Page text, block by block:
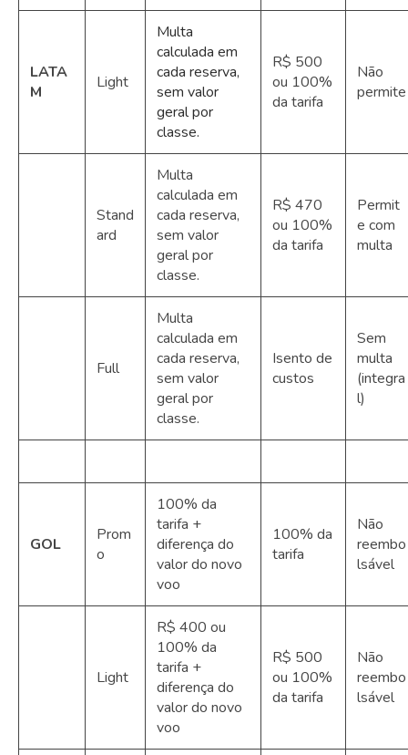
LATA
M
Light
Multa
calculada em
cada reserva,
sem valor
geral por
classe.
R$ 500
ou 100%
da tarifa
Não
permite
Stand
ard
Multa
calculada em
cada reserva,
sem valor
geral por
classe.
R$ 470
ou 100%
da tarifa
Permit
e com
multa
Full
Multa
calculada em
cada reserva,
sem valor
geral por
classe.
Isento de
custos
Sem
multa
(integra
l)
GOL
Prom
o
100% da
tarifa +
diferença do
valor do novo
voo
100% da
tarifa
Não
reembo
lsável
Light
R$ 400 ou
100% da
tarifa +
diferença do
valor do novo
voo
R$ 500
ou 100%
da tarifa
Não
reembo
lsável